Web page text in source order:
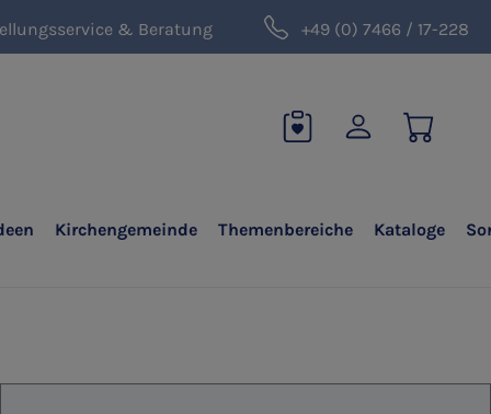
& Beratung +49 (0) 7466 / 17-228
Kirchengemeinde Themenbereiche Kataloge